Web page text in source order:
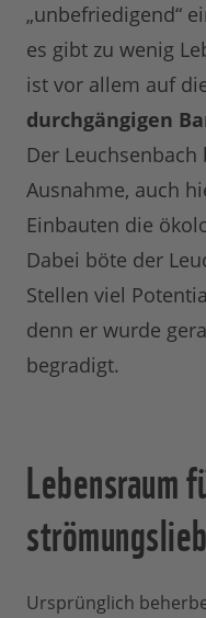
„unbefriedigend“
es gibt zu wenig
ist vor allem auf
durchgängigen
Der
Ausnahme, auch
Einbauten die
Dabei böte der
Stellen viel
denn er wurde
begradigt.
Lebensraum
Ursprünglich